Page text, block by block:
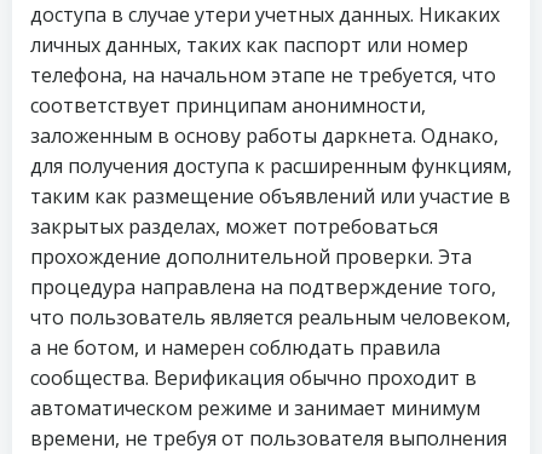
доступа в случае утери учетных данных. Никаких
личных данных, таких как паспорт или номер
телефона, на начальном этапе не требуется, что
соответствует принципам анонимности,
заложенным в основу работы даркнета. Однако,
для получения доступа к расширенным функциям,
таким как размещение объявлений или участие в
закрытых разделах, может потребоваться
прохождение дополнительной проверки. Эта
процедура направлена на подтверждение того,
что пользователь является реальным человеком,
а не ботом, и намерен соблюдать правила
сообщества. Верификация обычно проходит в
автоматическом режиме и занимает минимум
времени, не требуя от пользователя выполнения